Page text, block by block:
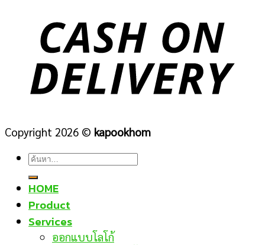
Copyright 2026 © kapookhom
ค้นหา:
HOME
Product
Services
ออกแบบโลโก้